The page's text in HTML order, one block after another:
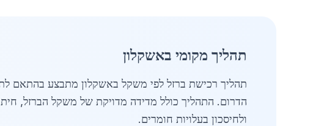
תהליך מקומי באשקלון
תהליך רכישת ברזל לפי משקל באשקלון מתבצע בהתאם
הדרום. התהליך כולל מדידה מדויקת של משקל הברזל,
ולחיסכון בעלויות חומרים.